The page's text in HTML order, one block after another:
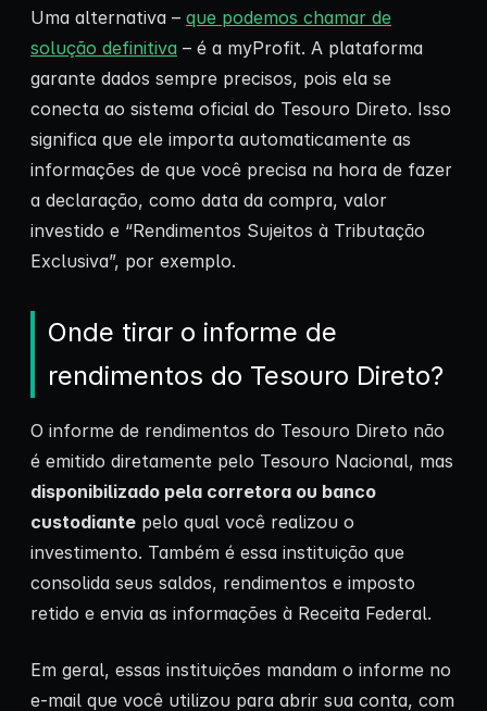
Uma alternativa – que podemos chamar de
solução definitiva – é a myProfit. A plataforma
garante dados sempre precisos, pois ela se
conecta ao sistema oficial do Tesouro Direto. Isso
significa que ele importa automaticamente as
informações de que você precisa na hora de fazer
a declaração, como data da compra, valor
investido e “Rendimentos Sujeitos à Tributação
Exclusiva”, por exemplo.
Onde tirar o informe de
rendimentos do Tesouro Direto?
O informe de rendimentos do Tesouro Direto não
é emitido diretamente pelo Tesouro Nacional, mas
disponibilizado pela corretora ou banco
custodiante pelo qual você realizou o
investimento. Também é essa instituição que
consolida seus saldos, rendimentos e imposto
retido e envia as informações à Receita Federal.
Em geral, essas instituições mandam o informe no
e-mail que você utilizou para abrir sua conta, com